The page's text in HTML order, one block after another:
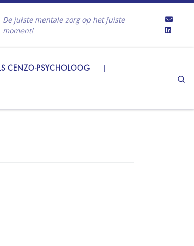
De juiste mentale zorg op het juiste
moment!
CENZO-PSYCHOLOOG